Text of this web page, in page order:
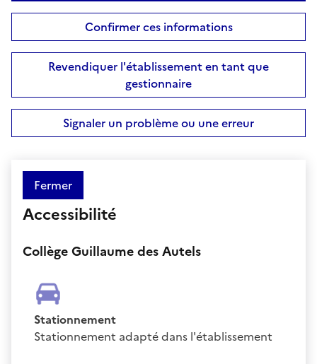
Confirmer ces informations
Revendiquer l'établissement en tant que
gestionnaire
Signaler un problème ou une erreur
Fermer
Accessibilité
Collège Guillaume des Autels
Stationnement
Stationnement adapté dans l'établissement